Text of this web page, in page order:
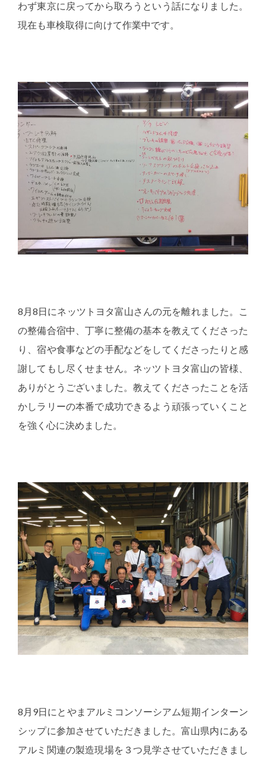
わず東京に戻ってから取ろうという話になりました。
現在も車検取得に向けて作業中です。
8月8日にネッツトヨタ富山さんの元を離れました。こ
の整備合宿中、丁寧に整備の基本を教えてくださった
り、宿や食事などの手配などをしてくださったりと感
謝してもし尽くせません。ネッツトヨタ富山の皆様、
ありがとうございました。教えてくださったことを活
かしラリーの本番で成功できるよう頑張っていくこと
を強く心に決めました。
8月9日にとやまアルミコンソーシアム短期インターン
シップに参加させていただきました。富山県内にある
アルミ関連の製造現場を３つ見学させていただきまし